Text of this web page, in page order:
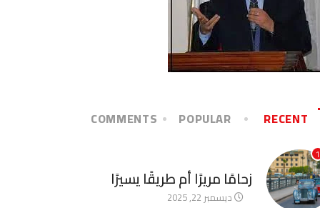
RECENT
POPULAR
COMMENTS
1
زحامًا مريرًا أم طريقًا يسيرًا
ديسمبر 22, 2025